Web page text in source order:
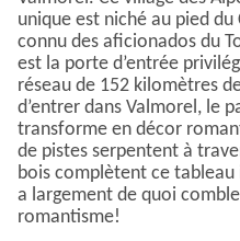
unique est niché au pied
connu des aficionados du
est la porte d’entrée
réseau de 152 kilomètres
d’entrer dans Valmorel, le
transforme en décor
de pistes serpentent à
bois complètent ce
a largement de quoi
romantisme!